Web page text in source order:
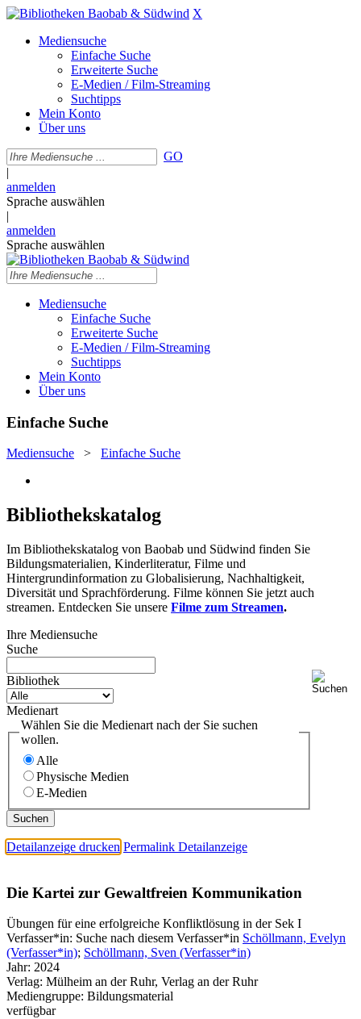
X
Mediensuche
Einfache Suche
Erweiterte Suche
E-Medien / Film-Streaming
Suchtipps
Mein Konto
Über uns
GO
|
anmelden
Sprache auswählen
|
anmelden
Sprache auswählen
Mediensuche
Einfache Suche
Erweiterte Suche
E-Medien / Film-Streaming
Suchtipps
Mein Konto
Über uns
Einfache Suche
Mediensuche > Einfache Suche
Bibliothekskatalog
Im Bibliothekskatalog von Baobab und Südwind finden Sie
Bildungsmaterialien, Kinderliteratur, Filme und
Hintergrundinformation zu Globalisierung, Nachhaltigkeit,
Diversität und Sprachförderung. Filme können Sie jetzt auch
streamen. Entdecken Sie unsere Filme zum Streamen.
Ihre Mediensuche
Suche
Bibliothek
Medienart
Wählen Sie die Medienart nach der Sie suchen
wollen.
Alle
Physische Medien
E-Medien
Detailanzeige drucken Permalink Detailanzeige
Die Kartei zur Gewaltfreien Kommunikation
Übungen für eine erfolgreiche Konfliktlösung in der Sek I
Verfasser*in: Suche nach diesem Verfasser*in Schöllmann, Evelyn
(Verfasser*in); Schöllmann, Sven (Verfasser*in)
Jahr: 2024
Verlag: Mülheim an der Ruhr, Verlag an der Ruhr
Mediengruppe: Bildungsmaterial
verfügbar